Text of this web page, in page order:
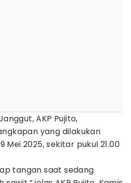
AKP Pujito,
yang dilakukan
Mei 2025, sekitar pukul 21.00
tangan saat sedang